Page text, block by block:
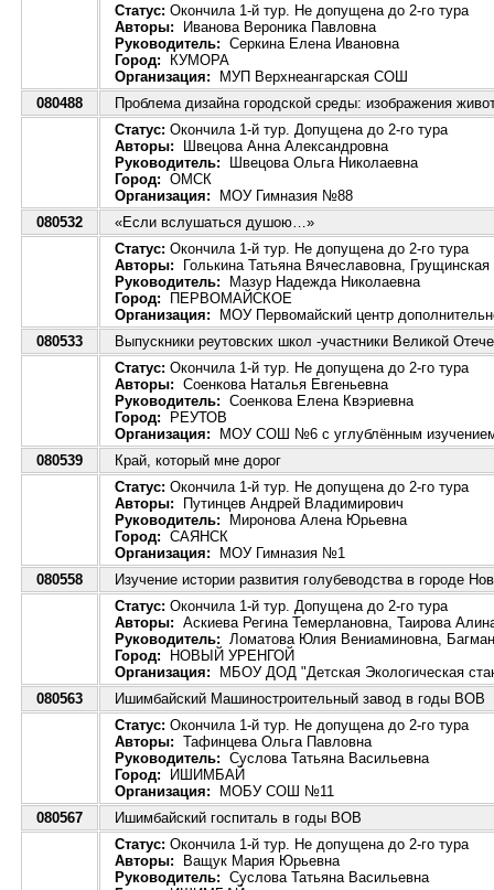
Статус: Окончила 1-й тур. Не допущена до 2-го тура
Авторы: Иванова Вероника Павловна
Руководитель: Серкина Елена Ивановна
Город: КУМОРА
Организация: МУП Верхнеангарская СОШ
080488
Проблема дизайна городской среды: изображения
Статус: Окончила 1-й тур. Допущена до 2-го тура
Авторы: Швецова Анна Александровна
Руководитель: Швецова Ольга Николаевна
Город: ОМСК
Организация: МОУ Гимназия №88
080532
«Если вслушаться душою…»
Статус: Окончила 1-й тур. Не допущена до 2-го тура
Авторы: Голькина Татьяна Вячеславовна,
Руководитель: Мазур Надежда Николаевна
Город: ПЕРВОМАЙСКОЕ
Организация: МОУ Первомайский центр
080533
Выпускники реутовских школ -участники Великой
Статус: Окончила 1-й тур. Не допущена до 2-го тура
Авторы: Соенкова Наталья Евгеньевна
Руководитель: Соенкова Елена Квэриевна
Город: РЕУТОВ
Организация: МОУ СОШ №6 с углублённым
080539
Край, который мне дорог
Статус: Окончила 1-й тур. Не допущена до 2-го тура
Авторы: Путинцев Андрей Владимирович
Руководитель: Миронова Алена Юрьевна
Город: САЯНСК
Организация: МОУ Гимназия №1
080558
Изучение истории развития голубеводства в городе
Статус: Окончила 1-й тур. Допущена до 2-го тура
Авторы: Аскиева Регина Темерлановна, Таирова
Руководитель: Ломатова Юлия Вениаминовна,
Город: НОВЫЙ УРЕНГОЙ
Организация: МБОУ ДОД "Детская Экологическая
080563
Ишимбайский Машиностроительный завод в годы ВОВ
Статус: Окончила 1-й тур. Не допущена до 2-го тура
Авторы: Тафинцева Ольга Павловна
Руководитель: Суслова Татьяна Васильевна
Город: ИШИМБАЙ
Организация: МОБУ СОШ №11
080567
Ишимбайский госпиталь в годы ВОВ
Статус: Окончила 1-й тур. Не допущена до 2-го тура
Авторы: Ващук Мария Юрьевна
Руководитель: Суслова Татьяна Васильевна